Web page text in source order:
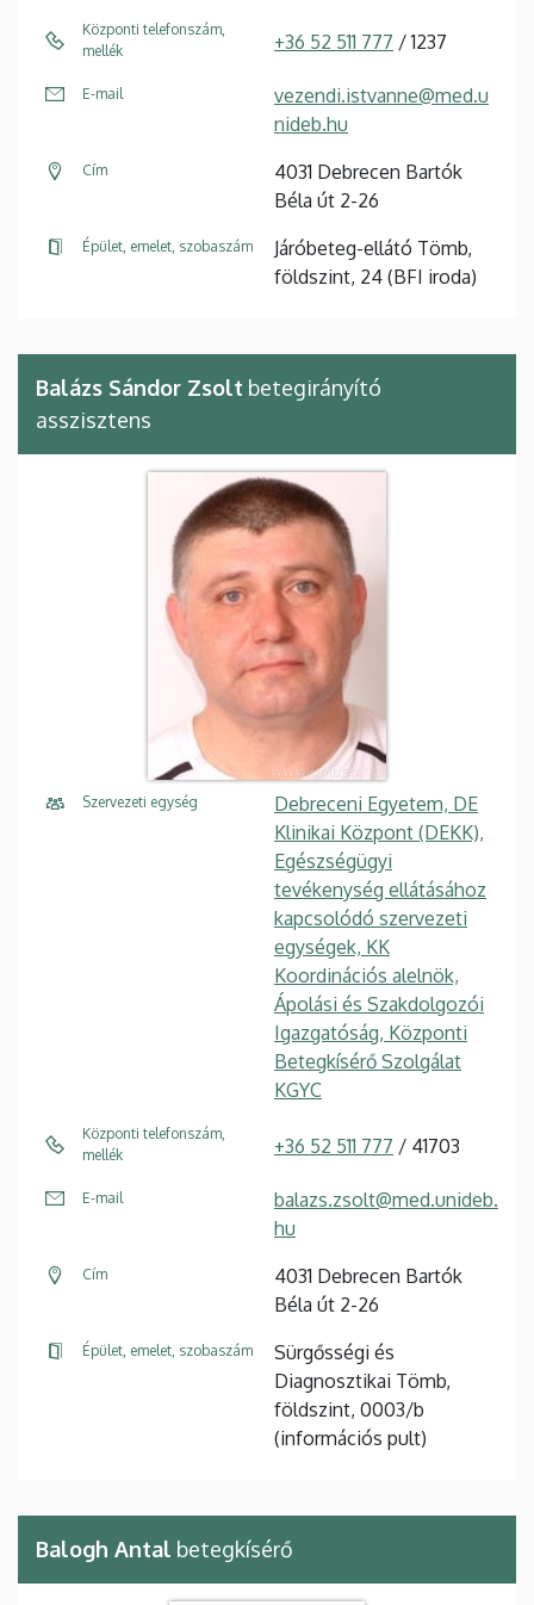
Központi telefonszám,
mellék
+36 52 511 777 / 1237
E-mail
vezendi.istvanne@med.u
nideb.hu
Cím
4031 Debrecen Bartók
Béla út 2-26
Épület, emelet, szobaszám
Járóbeteg-ellátó Tömb,
földszint, 24 (BFI iroda)
Balázs Sándor Zsolt betegirányító
asszisztens
Szervezeti egység
Debreceni Egyetem, DE
Klinikai Központ (DEKK),
Egészségügyi
tevékenység ellátásához
kapcsolódó szervezeti
egységek, KK
Koordinációs alelnök,
Ápolási és Szakdolgozói
Igazgatóság, Központi
Betegkísérő Szolgálat
KGYC
Központi telefonszám,
mellék
+36 52 511 777 / 41703
E-mail
balazs.zsolt@med.unideb.
hu
Cím
4031 Debrecen Bartók
Béla út 2-26
Épület, emelet, szobaszám
Sürgősségi és
Diagnosztikai Tömb,
földszint, 0003/b
(információs pult)
Balogh Antal betegkísérő